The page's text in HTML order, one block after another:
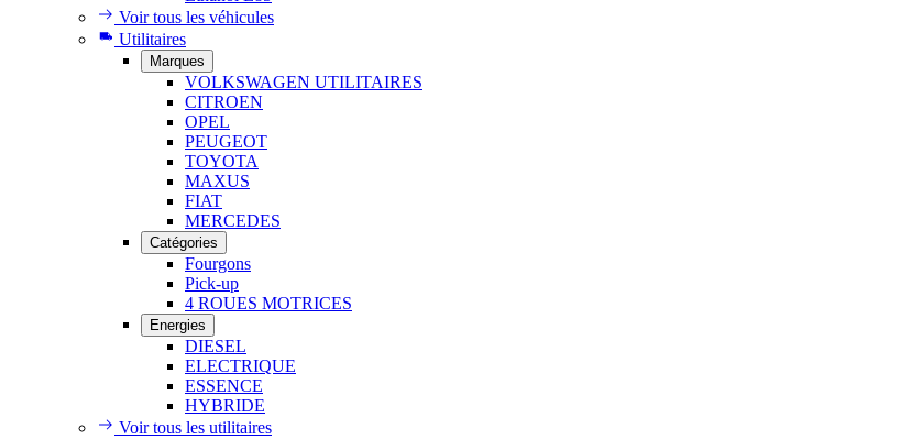
Voir tous les véhicules
Utilitaires
Marques
VOLKSWAGEN UTILITAIRES
CITROEN
OPEL
PEUGEOT
TOYOTA
MAXUS
FIAT
MERCEDES
Catégories
Fourgons
Pick-up
4 ROUES MOTRICES
Energies
DIESEL
ELECTRIQUE
ESSENCE
HYBRIDE
Voir tous les utilitaires